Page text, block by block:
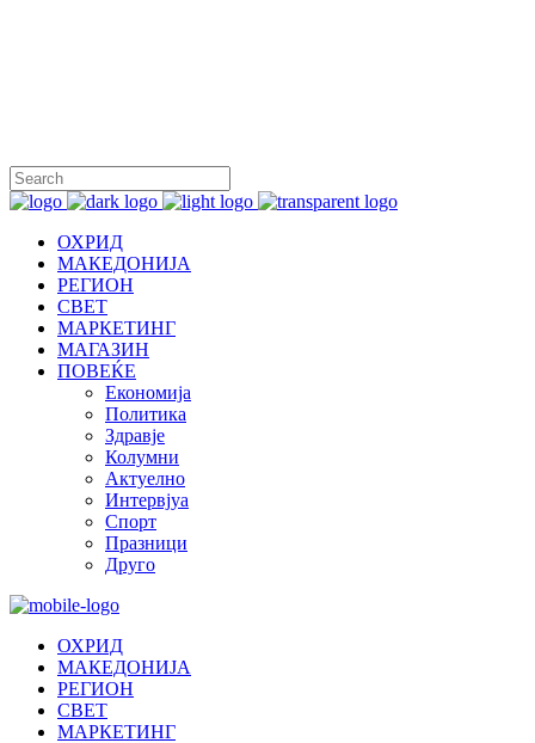
ОХРИД
МАКЕДОНИЈА
РЕГИОН
СВЕТ
МАРКЕТИНГ
МАГАЗИН
ПОВЕЌЕ
Економија
Политика
Здравје
Колумни
Актуелно
Интервјуа
Спорт
Празници
Друго
ОХРИД
МАКЕДОНИЈА
РЕГИОН
СВЕТ
МАРКЕТИНГ